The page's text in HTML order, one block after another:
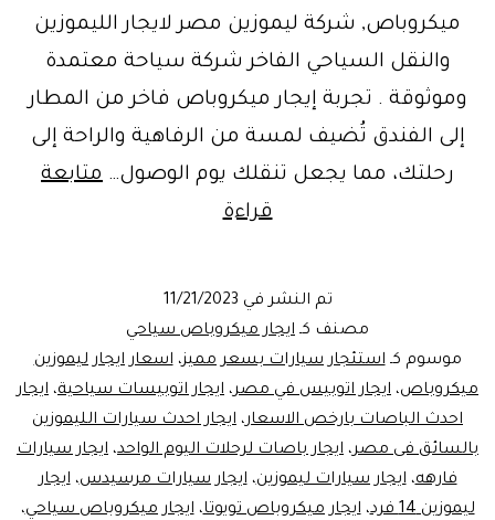
ميكروباص, شركة ليموزين مصر لايجار الليموزين
والنقل السياحي الفاخر شركة سياحة معتمدة
وموثوقة . تجربة إيجار ميكروباص فاخر من المطار
إلى الفندق تُضيف لمسة من الرفاهية والراحة إلى
رحلتك، مما يجعل تنقلك يوم الوصول… متابعة
قراءة
14
راكب
متاح
للايجار
01121759361
تم النشر في 11/21/2023
مصنف كـ ايجار ميكروباص سياحي
موسوم كـاستئجار سيارات بسعر مميز،اسعار ايجار ليموزين
ميكروباص، ايجار اتوبيس في مصر، ايجار اتوبيسات سياحية، ايجار
احدث الباصات بارخص الاسعار، ايجار احدث سيارات الليموزين
بالسائق فى مصر، ايجار باصات لرحلات اليوم الواحد، ايجار سيارات
فارهه،ايجار سيارات ليموزين،ايجار سيارات مرسيدس،ايجار
ليموزين 14 فرد
،ايجار ميكروباص تويوتا،ايجار ميكروباص سياحي،